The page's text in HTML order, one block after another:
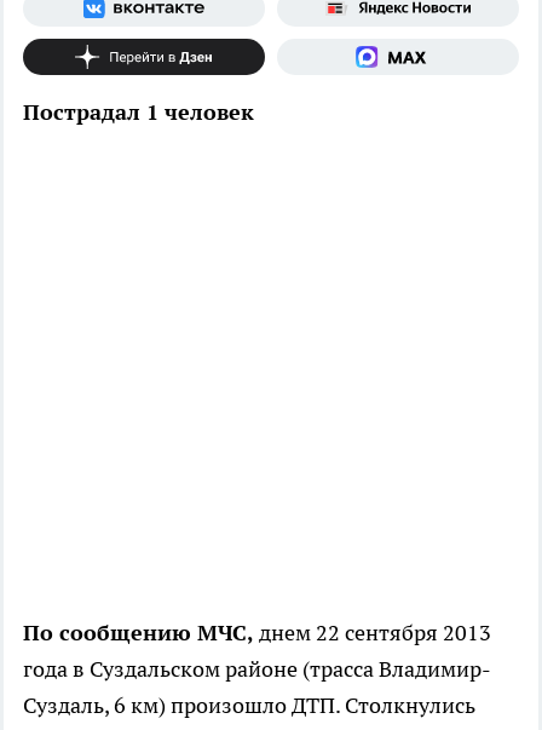
Пострадал 1 человек
По сообщению МЧС, днем 22 сентября 2013
года в Суздальском районе (трасса Владимир-
Суздаль, 6 км) произошло ДТП. Столкнулись